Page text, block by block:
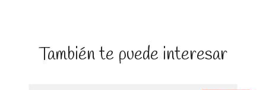
También te puede interesar